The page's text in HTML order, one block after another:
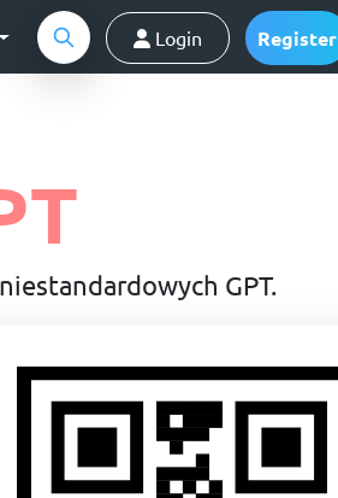
Login Register
GPT.